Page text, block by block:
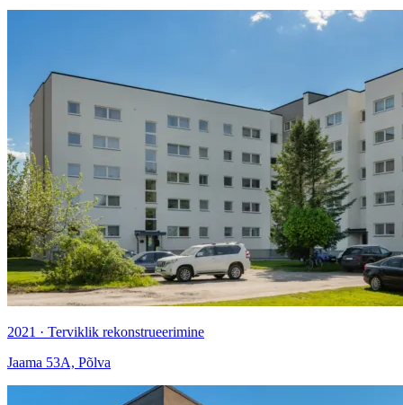
2021 · Terviklik rekonstrueerimine
Jaama 53A, Põlva